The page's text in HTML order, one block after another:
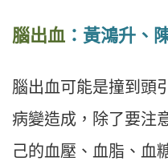
腦出血 ：黃鴻升、
腦出血可能是撞到頭
病變造成，除了要注
己的血壓、血脂、血